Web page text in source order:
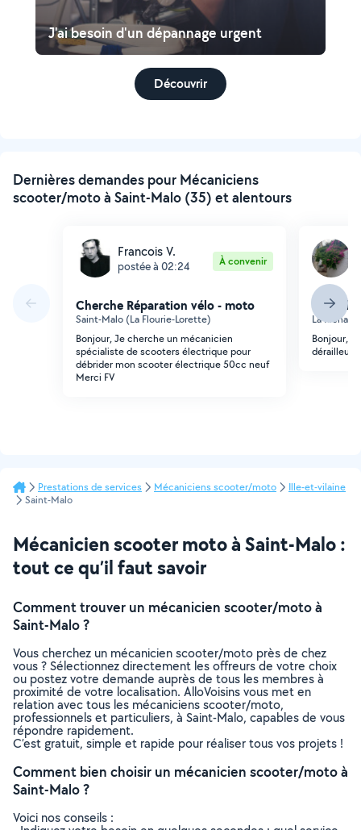
J'ai besoin d'un dépannage urgent
Découvrir
Dernières demandes pour Mécaniciens
scooter/moto à Saint-Malo (35) et alentours
Francois V.
postée à 02:24 À convenir
Cherche Réparation vélo - moto
Saint-Malo (La Flourie-Lorette)
Bonjour, Je cherche un mécanicien
spécialiste de scooters électrique pour
débrider mon scooter électrique 50cc neuf
Merci FV
La
Bonjour,
dérailleur
Prestations de services Mécaniciens scooter/moto
Ille-et-vilaine
Saint-Malo
Mécanicien scooter moto à Saint-Malo :
tout ce qu’il faut savoir
Comment trouver un mécanicien scooter/moto à
Saint-Malo ?
Vous cherchez un mécanicien scooter/moto près de chez
vous ? Sélectionnez directement les offreurs de votre choix
ou postez votre demande auprès de tous les membres à
proximité de votre localisation. AlloVoisins vous met en
relation avec tous les mécaniciens scooter/moto,
professionnels et particuliers, à Saint-Malo, capables de vous
répondre rapidement.
C’est gratuit, simple et rapide pour réaliser tous vos projets !
Comment bien choisir un mécanicien scooter/moto à
Saint-Malo ?
Voici nos conseils :